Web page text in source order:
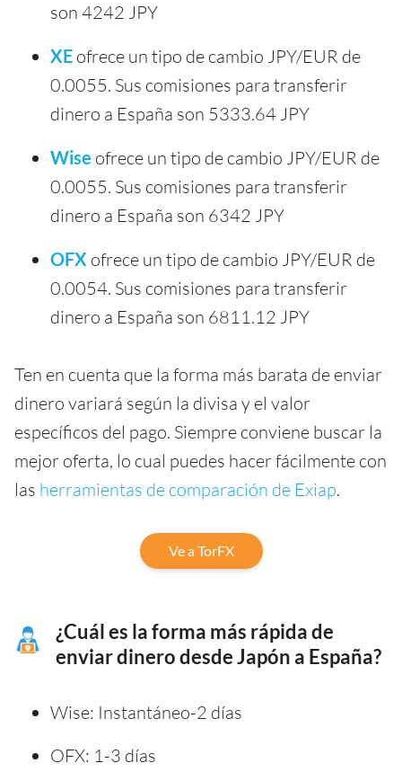
son 4242 JPY
XE ofrece un tipo de cambio JPY/EUR de
0.0055. Sus comisiones para transferir
dinero a España son 5333.64 JPY
Wise ofrece un tipo de cambio JPY/EUR de
0.0055. Sus comisiones para transferir
dinero a España son 6342 JPY
OFX ofrece un tipo de cambio JPY/EUR de
0.0054. Sus comisiones para transferir
dinero a España son 6811.12 JPY
Ten en cuenta que la forma más barata de enviar
dinero variará según la divisa y el valor
específicos del pago. Siempre conviene buscar la
mejor oferta, lo cual puedes hacer fácilmente con
las herramientas de comparación de Exiap.
Ve a TorFX
¿Cuál es la forma más rápida de
enviar dinero desde Japón a España?
Wise: Instantáneo-2 días
OFX: 1-3 días